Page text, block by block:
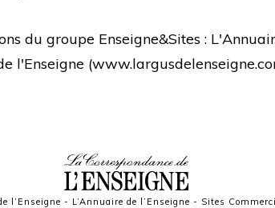
du groupe Enseigne&Sites :
l'Enseigne (
l’Enseigne - L’Annuaire de l’Enseigne - Sites